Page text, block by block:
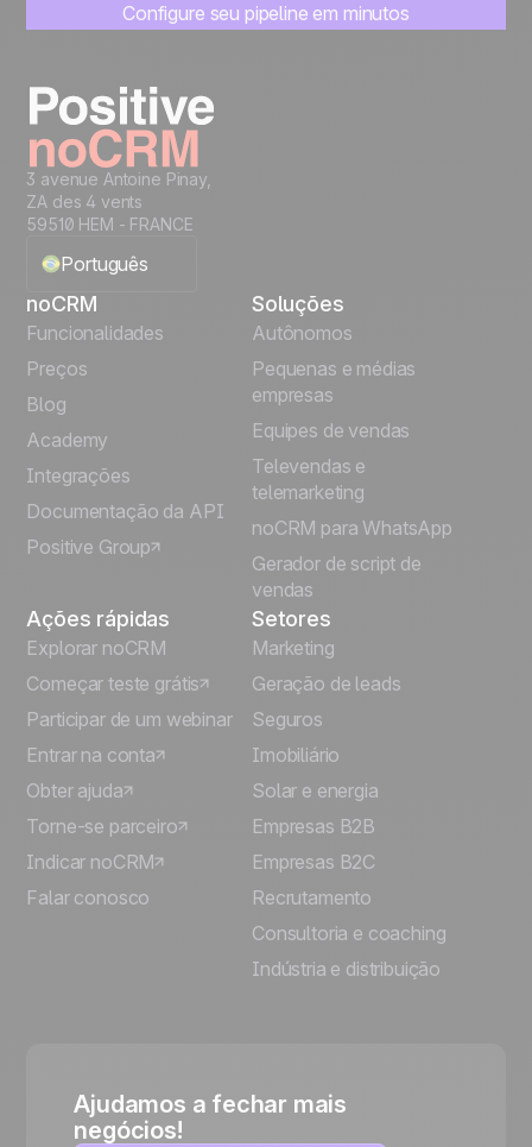
Configure seu pipeline em minutos
3 avenue Antoine Pinay,
ZA des 4 vents
59510 HEM - FRANCE
Português
English
Français
Español
Italiano
Deutsch
noCRM
Funcionalidades
Preços
Blog
Academy
Integrações
Documentação da API
Positive Group
Soluções
Autônomos
Pequenas e médias
empresas
Equipes de vendas
Televendas e
telemarketing
noCRM para WhatsApp
Gerador de script de
vendas
Ações rápidas
Explorar noCRM
Começar teste grátis
Participar de um webinar
Entrar na conta
Obter ajuda
Torne-se parceiro
Indicar noCRM
Falar conosco
Setores
Marketing
Geração de leads
Seguros
Imobiliário
Solar e energia
Empresas B2B
Empresas B2C
Recrutamento
Consultoria e coaching
Indústria e distribuição
Ajudamos a fechar mais
negócios!